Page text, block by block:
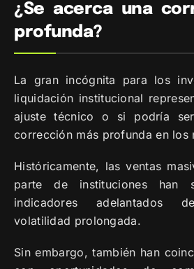
¿Se acerca una
profunda?
La gran incógnita para los
liquidación institucional
ajuste técnico o si podría
corrección más profunda en los
Históricamente, las ventas
parte de instituciones
indicadores adelantados
volatilidad prolongada.
Sin embargo, también han